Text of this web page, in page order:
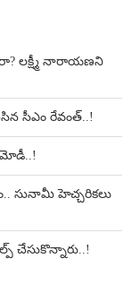
లక్ష్మీ నారాయణని
సీఎం రేవంత్..!
మోడీ..!
సునామీ హెచ్చరికలు
చేసుకొన్నారు..!